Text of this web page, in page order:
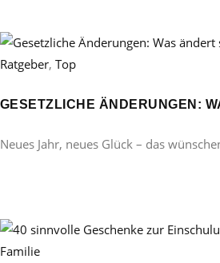
Ratgeber, Top
GESETZLICHE ÄNDERUNGEN:
Neues Jahr, neues Glück – das
Familie